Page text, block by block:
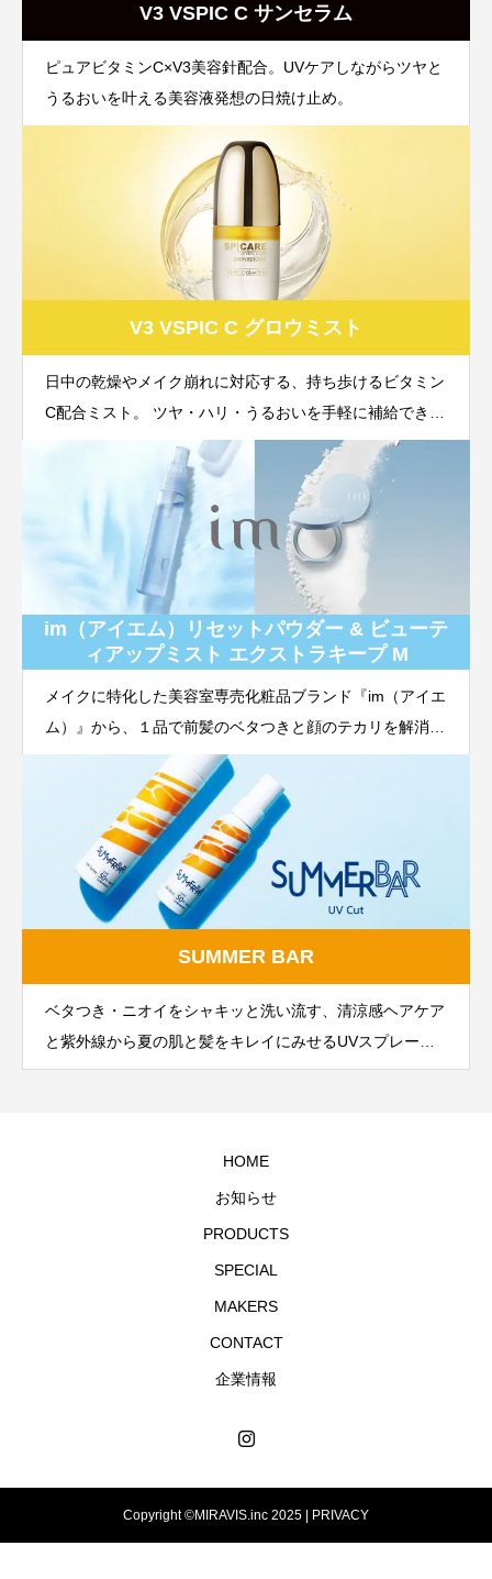
V3 VSPIC C サンセラム
ピュアビタミンC×V3美容針配合。UVケアしながらツヤと
うるおいを叶える美容液発想の日焼け止め。
V3 VSPIC C グロウミスト
日中の乾燥やメイク崩れに対応する、持ち歩けるビタミン
C配合ミスト。 ツヤ・ハリ・うるおいを手軽に補給できる
新習慣ケア。
im（アイエム）リセットパウダー & ビューテ
ィアップミスト エクストラキープ M
メイクに特化した美容室専売化粧品ブランド『im（アイエ
ム）』から、１品で前髪のベタつきと顔のテカリを解消
し、さらっとした状態に整える「フェイス&バング リセ
ットパウダー」メイクくずれ防止仕上げ用美容液ミスト
「ビューティ アップ ミスト」シリーズから、夏らしく
さわやかで透明感あふれるマリンの香りの「ビューティ
アップ ミスト エクストラキープ M」を発売
SUMMER BAR
ベタつき・ニオイをシャキッと洗い流す、清涼感ヘアケア
と紫外線から夏の肌と髪をキレイにみせるUVスプレー／
ミスト。心地よい夏の味方になるアイテムがきっと見つか
HOME
お知らせ
PRODUCTS
SPECIAL
MAKERS
CONTACT
企業情報
Copyright ©MIRAVIS.inc 2025 | PRIVACY